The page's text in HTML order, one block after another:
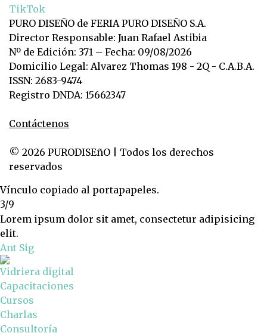
TikTok
PURO DISEÑO de FERIA PURO DISEÑO S.A.
Director Responsable: Juan Rafael Astibia
Nº de Edición: 371 – Fecha: 09/08/2026
Domicilio Legal: Alvarez Thomas 198 - 2Q - C.A.B.A.
ISSN: 2683-9474
Registro DNDA: 15662347
Contáctenos
© 2026 PURODISEñO | Todos los derechos
reservados
Vínculo copiado al portapapeles.
3/9
Lorem ipsum dolor sit amet, consectetur adipisicing
elit.
Ant Sig
Vidriera digital
Capacitaciones
Cursos
Charlas
Consultoría